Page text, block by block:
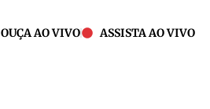
OUÇA AO VIVO ASSISTA AO VIVO